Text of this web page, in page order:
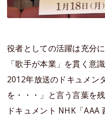
役者としての活躍は充分
「歌手が本業」を貫く意識
2012年放送のドキュメン
を・・・」と言う言葉を
ドキュメント NHK「